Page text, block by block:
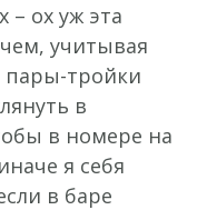
– ох уж эта
учитывая
пары-тройки
в
в номере на
я себя
в баре